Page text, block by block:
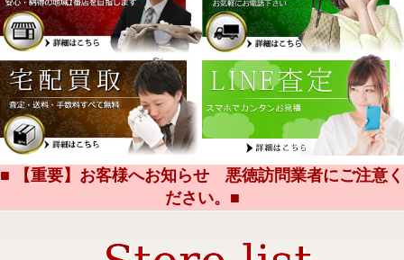
■ 【重要】お客様へお知らせ 悪徳訪問業者にご注意く
ださい。■